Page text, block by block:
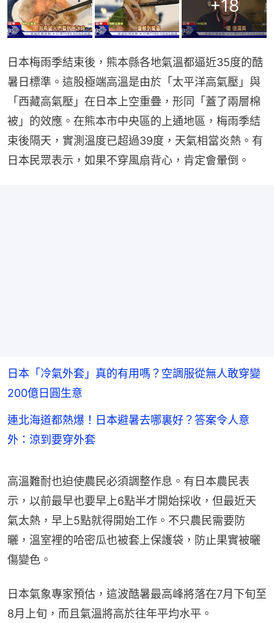
+18
日本梅雨季結束後，熊本縣各地氣溫都逼近35度的酷
暑日標準。這股極端高溫是由於「太平洋高氣壓」與
「西藏高氣壓」在日本上空重疊，形同「蓋了兩層棉
被」的效應。在熊本市中央區的上通地區，梅雨季結
束後隔天，實測溫度已超過39度，天氣相當炎熱。有
日本民眾表示，如果不穿風扇背心，肯定會暈倒。
日本「冷氣外套」真的有用嗎？空調服從無人敢穿變
200億日圓生意
連北海道都熱爆！日本避暑去哪裏好？答案令人意
外：涼到要穿外套
高溫難耐也迫使農民必須調整作息。有日本農民表
示，以前最早也要早上6點半才開始採收，但最近天
氣太熱，早上5點就得開始工作。不只農民需要防
曬，溫室裡的哈密瓜也被套上保護袋，防止果實被曬
傷變色。
日本氣象專家預估，這波酷暑最高峰將落在7月下旬至
8月上旬，而且氣溫將高於往年平均水平。